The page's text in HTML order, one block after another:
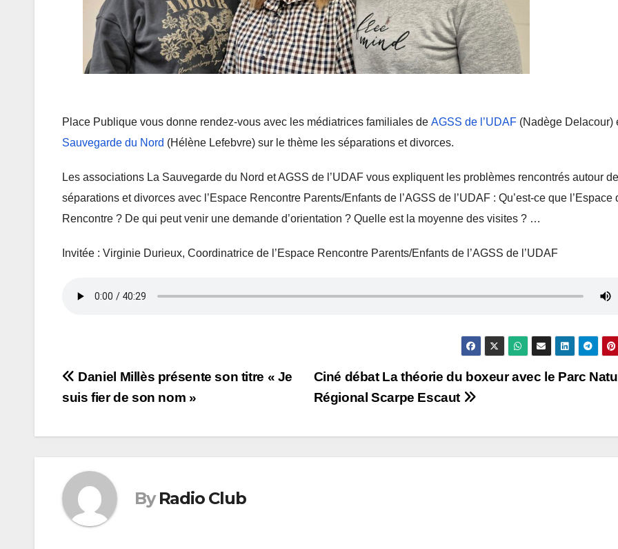
Place Publique vous donne rendez-vous avec les médiatrices familiales de AGSS de l’UDAF (Nadège Delacour)
Sauvegarde du Nord (Hélène Lefebvre) sur le thème les séparations et divorces.
Les associations La Sauvegarde du Nord et AGSS de l’UDAF vous expliquent les problèmes rencontrés autour
séparations et divorces avec l’Espace Rencontre Parents/Enfants de l’AGSS de l’UDAF : Qu’est-ce que l’Espace
Rencontre ? De qui peut venir une demande d’orientation ? Quelle est la moyenne des visites ? …
Invitée : Virginie Durieux, Coordinatrice de l’Espace Rencontre Parents/Enfants de l’AGSS de l’UDAF
Navigation
de
l’article
Ciné débat La théorie du boxeur avec le Parc
Régional Scarpe Escaut
Daniel Millès présente son titre « Je
suis fier de son nom »
By Radio Club